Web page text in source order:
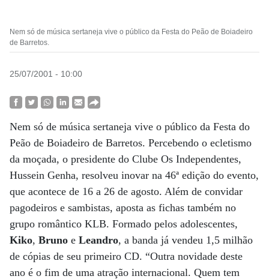
Nem só de música sertaneja vive o público da Festa do Peão de Boiadeiro
de Barretos.
25/07/2001 - 10:00
Nem só de música sertaneja vive o público da Festa do
Peão de Boiadeiro de Barretos. Percebendo o ecletismo
da moçada, o presidente do Clube Os Independentes,
Hussein Genha, resolveu inovar na 46ª edição do evento,
que acontece de 16 a 26 de agosto. Além de convidar
pagodeiros e sambistas, aposta as fichas também no
grupo romântico KLB. Formado pelos adolescentes,
Kiko, Bruno e Leandro, a banda já vendeu 1,5 milhão
de cópias de seu primeiro CD. “Outra novidade deste
ano é o fim de uma atração internacional. Quem tem